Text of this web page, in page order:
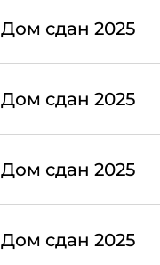
Дом сдан 2025
Дом сдан 2025
Дом сдан 2025
Дом сдан 2025